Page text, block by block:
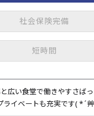
社会保険完備
短時間
広い食堂で働きやすさば
イベートも充実です( *´